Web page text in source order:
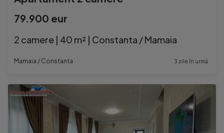
79.900 eur
2 camere | 40 m² | Constanta / Mamaia
Mamaia / Constanta 3 zile în urmă